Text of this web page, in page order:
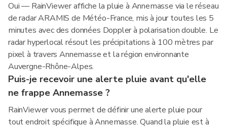
Oui — RainViewer affiche la pluie à Annemasse via le réseau
de radar ARAMIS de Météo-France, mis à jour toutes les 5
minutes avec des données Doppler à polarisation double. Le
radar hyperlocal résout les précipitations à 100 mètres par
pixel à travers Annemasse et la région environnante
Auvergne-Rhône-Alpes.
Puis-je recevoir une alerte pluie avant qu'elle
ne frappe Annemasse ?
RainViewer vous permet de définir une alerte pluie pour
tout endroit spécifique à Annemasse. Quand la pluie est à